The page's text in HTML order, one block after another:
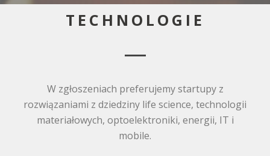
TECHNOLOGIE
W zgłoszeniach preferujemy startupy z
rozwiązaniami z dziedziny life science, technologii
materiałowych, optoelektroniki, energii, IT i
mobile.